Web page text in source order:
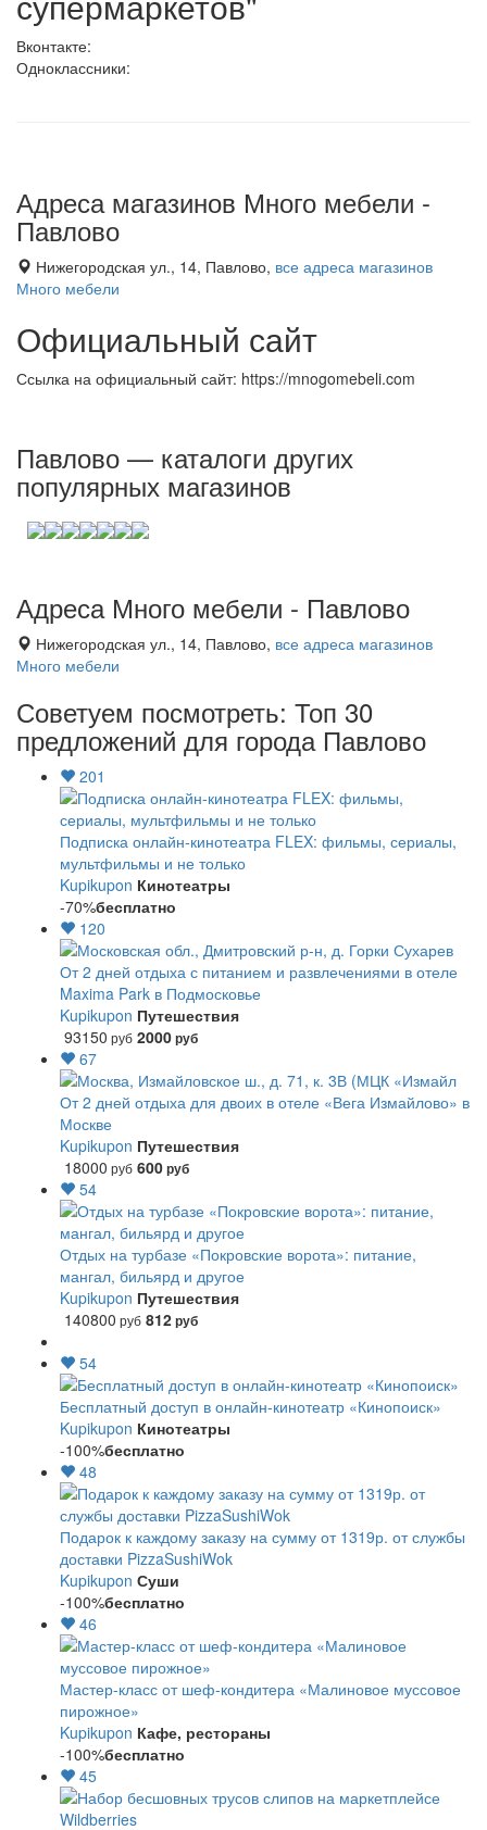
Вконтакте:
Одноклассники:
Адреса магазинов Много мебели -
Павлово
Нижегородская ул., 14, Павлово, все адреса магазинов
Много мебели
Официальный сайт
Ссылка на официальный сайт: https://mnogomebeli.com
Павлово — каталоги других
популярных магазинов
Адреса Много мебели - Павлово
Нижегородская ул., 14, Павлово, все адреса магазинов
Много мебели
Советуем посмотреть: Топ 30
предложений для города Павлово
201
Подписка онлайн-кинотеатра FLEX: фильмы, сериалы,
мультфильмы и не только
Kupikupon Кинотеатры
-70%бесплатно
120
От 2 дней отдыха с питанием и развлечениями в отеле
Maxima Park в Подмосковье
Kupikupon Путешествия
93150 руб 2000руб
67
От 2 дней отдыха для двоих в отеле «Вега Измайлово» в
Москве
Kupikupon Путешествия
18000 руб 600руб
54
Отдых на турбазе «Покровские ворота»: питание,
мангал, бильярд и другое
Kupikupon Путешествия
140800 руб 812руб
54
Бесплатный доступ в онлайн-кинотеатр «Кинопоиск»
Kupikupon Кинотеатры
-100%бесплатно
48
Подарок к каждому заказу на сумму от 1319р. от службы
доставки PizzaSushiWok
Kupikupon Суши
-100%бесплатно
46
Мастер-класс от шеф-кондитера «Малиновое муссовое
пирожное»
Kupikupon Кафе, рестораны
-100%бесплатно
45